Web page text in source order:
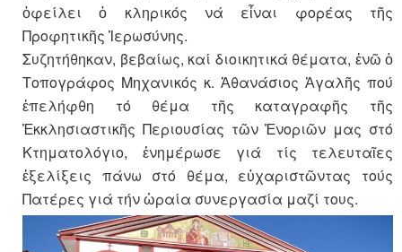
ὀφείλει ὁ κληρικός νά εἶναι φορέας τῆς
Προφητικῆς Ἱερωσύνης.
Συζητήθηκαν, βεβαίως, καί διοικητικά θέματα, ἐνῶ ὁ
Τοπογράφος Μηχανικός κ. Ἀθανάσιος Ἀγαλῆς πού
ἐπελήφθη τό θέμα τῆς καταγραφῆς τῆς
Ἐκκλησιαστικῆς Περιουσίας τῶν Ἐνοριῶν μας στό
Κτηματολόγιο, ἐνημέρωσε γιά τίς τελευταῖες
ἐξελίξεις πάνω στό θέμα, εὐχαριστῶντας τούς
Πατέρες γιά τήν ὡραία συνεργασία μαζί τους.